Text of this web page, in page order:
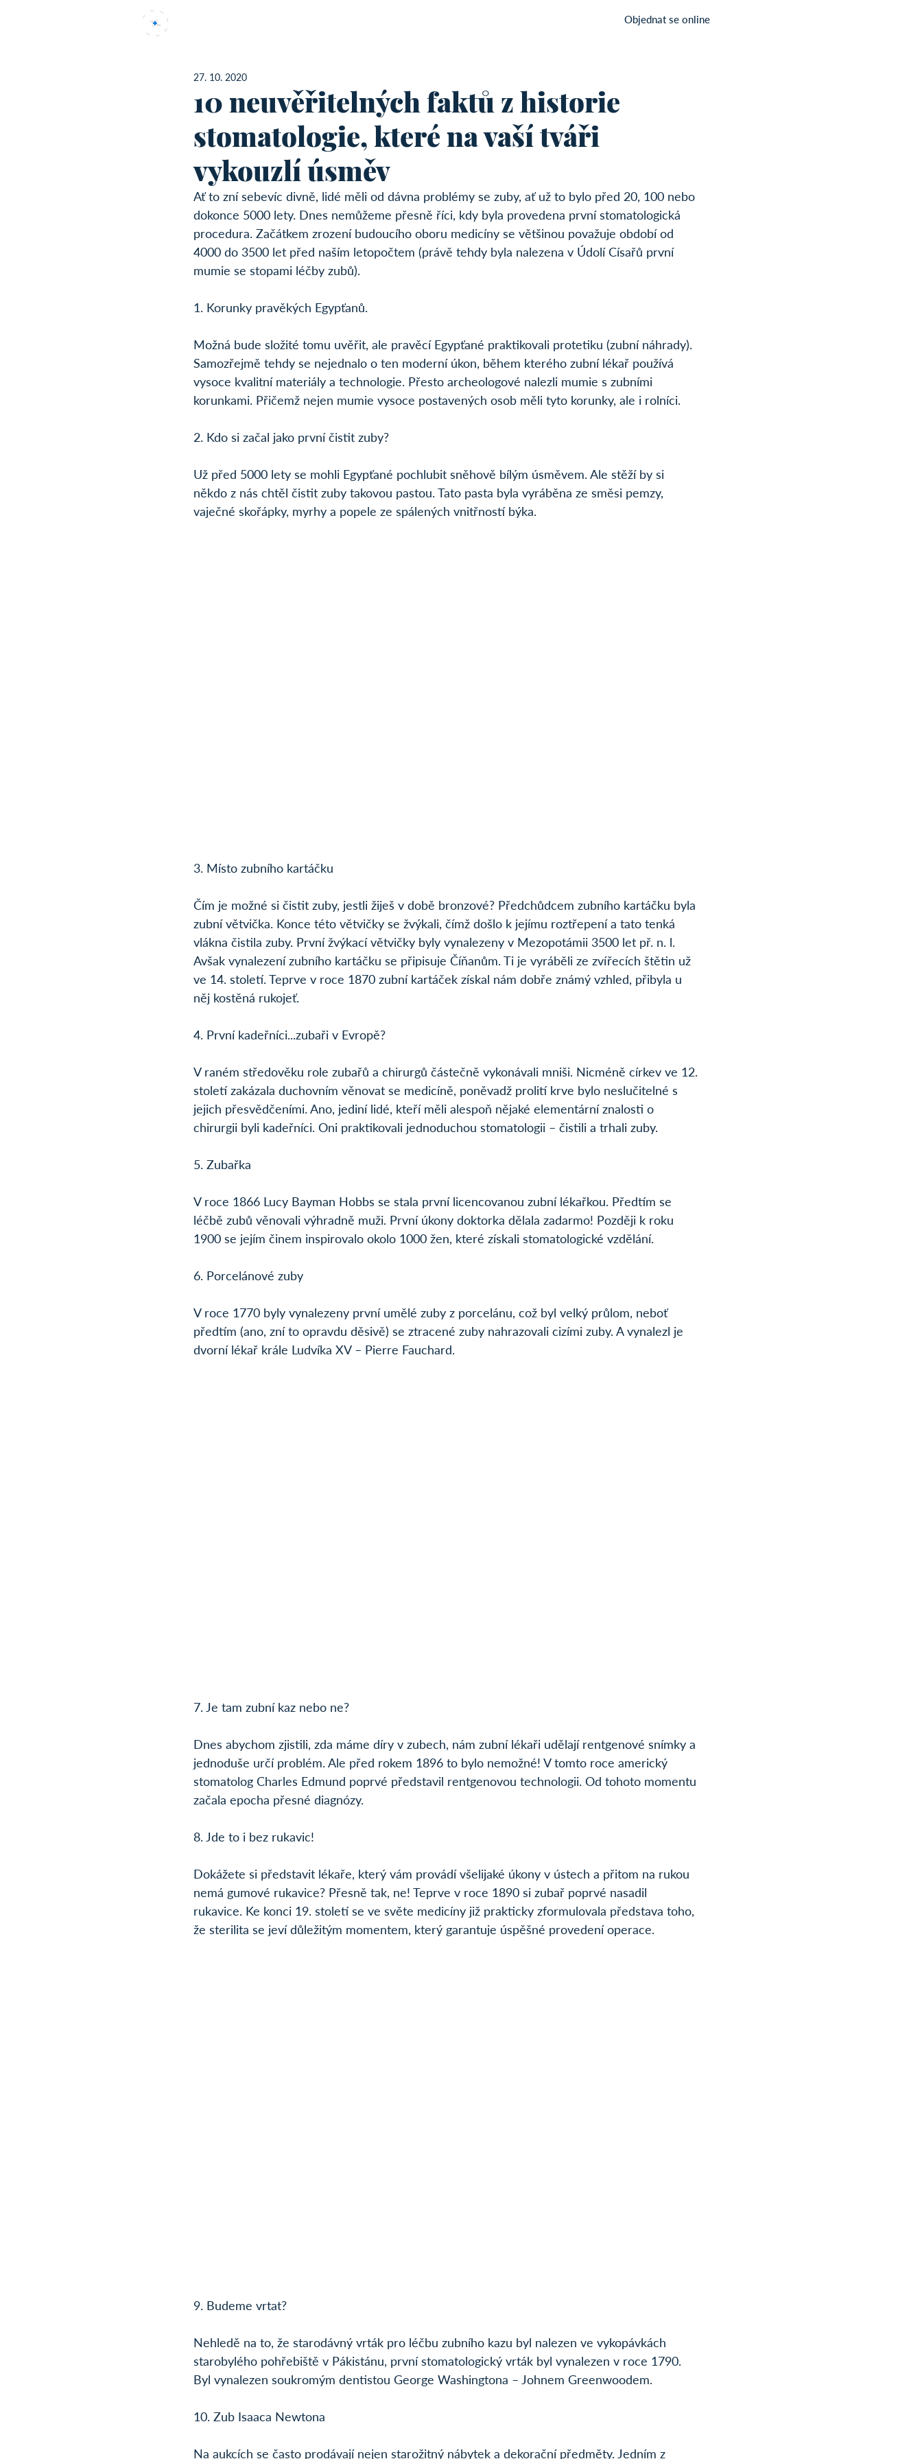
Objednat se online
10 neuvěřitelných faktů z historie
stomatologie, které na vaší tváři
vykouzlí úsměv
27. 10. 2020
Ať to zní sebevíc divně, lidé měli od dávna problémy se zuby, ať už to bylo před 20, 100 nebo
dokonce 5000 lety. Dnes nemůžeme přesně říci, kdy byla provedena první stomatologická
procedura. Začátkem zrození budoucího oboru medicíny se většinou považuje období od
4000 do 3500 let před naším letopočtem (právě tehdy byla nalezena v Údolí Císařů první
mumie se stopami léčby zubů).
1. Korunky pravěkých Egypťanů.
Možná bude složité tomu uvěřit, ale pravěcí Egypťané praktikovali protetiku (zubní náhrady).
Samozřejmě tehdy se nejednalo o ten moderní úkon, během kterého zubní lékař používá
vysoce kvalitní materiály a technologie. Přesto archeologové nalezli mumie s zubními
korunkami. Přičemž nejen mumie vysoce postavených osob měli tyto korunky, ale i rolníci.
2. Kdo si začal jako první čistit zuby?
Už před 5000 lety se mohli Egypťané pochlubit sněhově bílým úsměvem. Ale stěží by si
někdo z nás chtěl čistit zuby takovou pastou. Tato pasta byla vyráběna ze směsi pemzy,
vaječné skořápky, myrhy a popele ze spálených vnitřností býka.
3. Místo zubního kartáčku
Čím je možné si čistit zuby, jestli žiješ v době bronzové? Předchůdcem zubního kartáčku byla
zubní větvička. Konce této větvičky se žvýkali, čímž došlo k jejímu roztřepení a tato tenká
vlákna čistila zuby. První žvýkací větvičky byly vynalezeny v Mezopotámii 3500 let př. n. l.
Avšak vynalezení zubního kartáčku se připisuje Číňanům. Ti je vyráběli ze zvířecích štětin už
ve 14. století. Teprve v roce 1870 zubní kartáček získal nám dobře známý vzhled, přibyla u
něj kostěná rukojeť.
4. První kadeřníci...zubaři v Evropě?
V raném středověku role zubařů a chirurgů částečně vykonávali mniši. Nicméně církev ve 12.
století zakázala duchovním věnovat se medicíně, poněvadž prolití krve bylo neslučitelné s
jejich přesvědčeními. Ano, jediní lidé, kteří měli alespoň nějaké elementární znalosti o
chirurgii byli kadeřníci. Oni praktikovali jednoduchou stomatologii – čistili a trhali zuby.
5. Zubařka
V roce 1866 Lucy Bayman Hobbs se stala první licencovanou zubní lékařkou. Předtím se
léčbě zubů věnovali výhradně muži. První úkony doktorka dělala zadarmo! Později k roku
1900 se jejím činem inspirovalo okolo 1000 žen, které získali stomatologické vzdělání.
6. Porcelánové zuby
V roce 1770 byly vynalezeny první umělé zuby z porcelánu, což byl velký průlom, neboť
předtím (ano, zní to opravdu děsivě) se ztracené zuby nahrazovali cizími zuby. A vynalezl je
dvorní lékař krále Ludvíka XV – Pierre Fauchard.
7. Je tam zubní kaz nebo ne?
Dnes abychom zjistili, zda máme díry v zubech, nám zubní lékaři udělají rentgenové snímky a
jednoduše určí problém. Ale před rokem 1896 to bylo nemožné! V tomto roce americký
stomatolog Charles Edmund poprvé představil rentgenovou technologii. Od tohoto momentu
začala epocha přesné diagnózy.
8. Jde to i bez rukavic!
Dokážete si představit lékaře, který vám provádí všelijaké úkony v ústech a přitom na rukou
nemá gumové rukavice? Přesně tak, ne! Teprve v roce 1890 si zubař poprvé nasadil
rukavice. Ke konci 19. století se ve světe medicíny již prakticky zformulovala představa toho,
že sterilita se jeví důležitým momentem, který garantuje úspěšné provedení operace.
9. Budeme vrtat?
Nehledě na to, že starodávný vrták pro léčbu zubního kazu byl nalezen ve vykopávkách
starobylého pohřebiště v Pákistánu, první stomatologický vrták byl vynalezen v roce 1790.
Byl vynalezen soukromým dentistou George Washingtona – Johnem Greenwoodem.
10. Zub Isaaca Newtona
Na aukcích se často prodávají nejen starožitný nábytek a dekorační předměty. Jedním z